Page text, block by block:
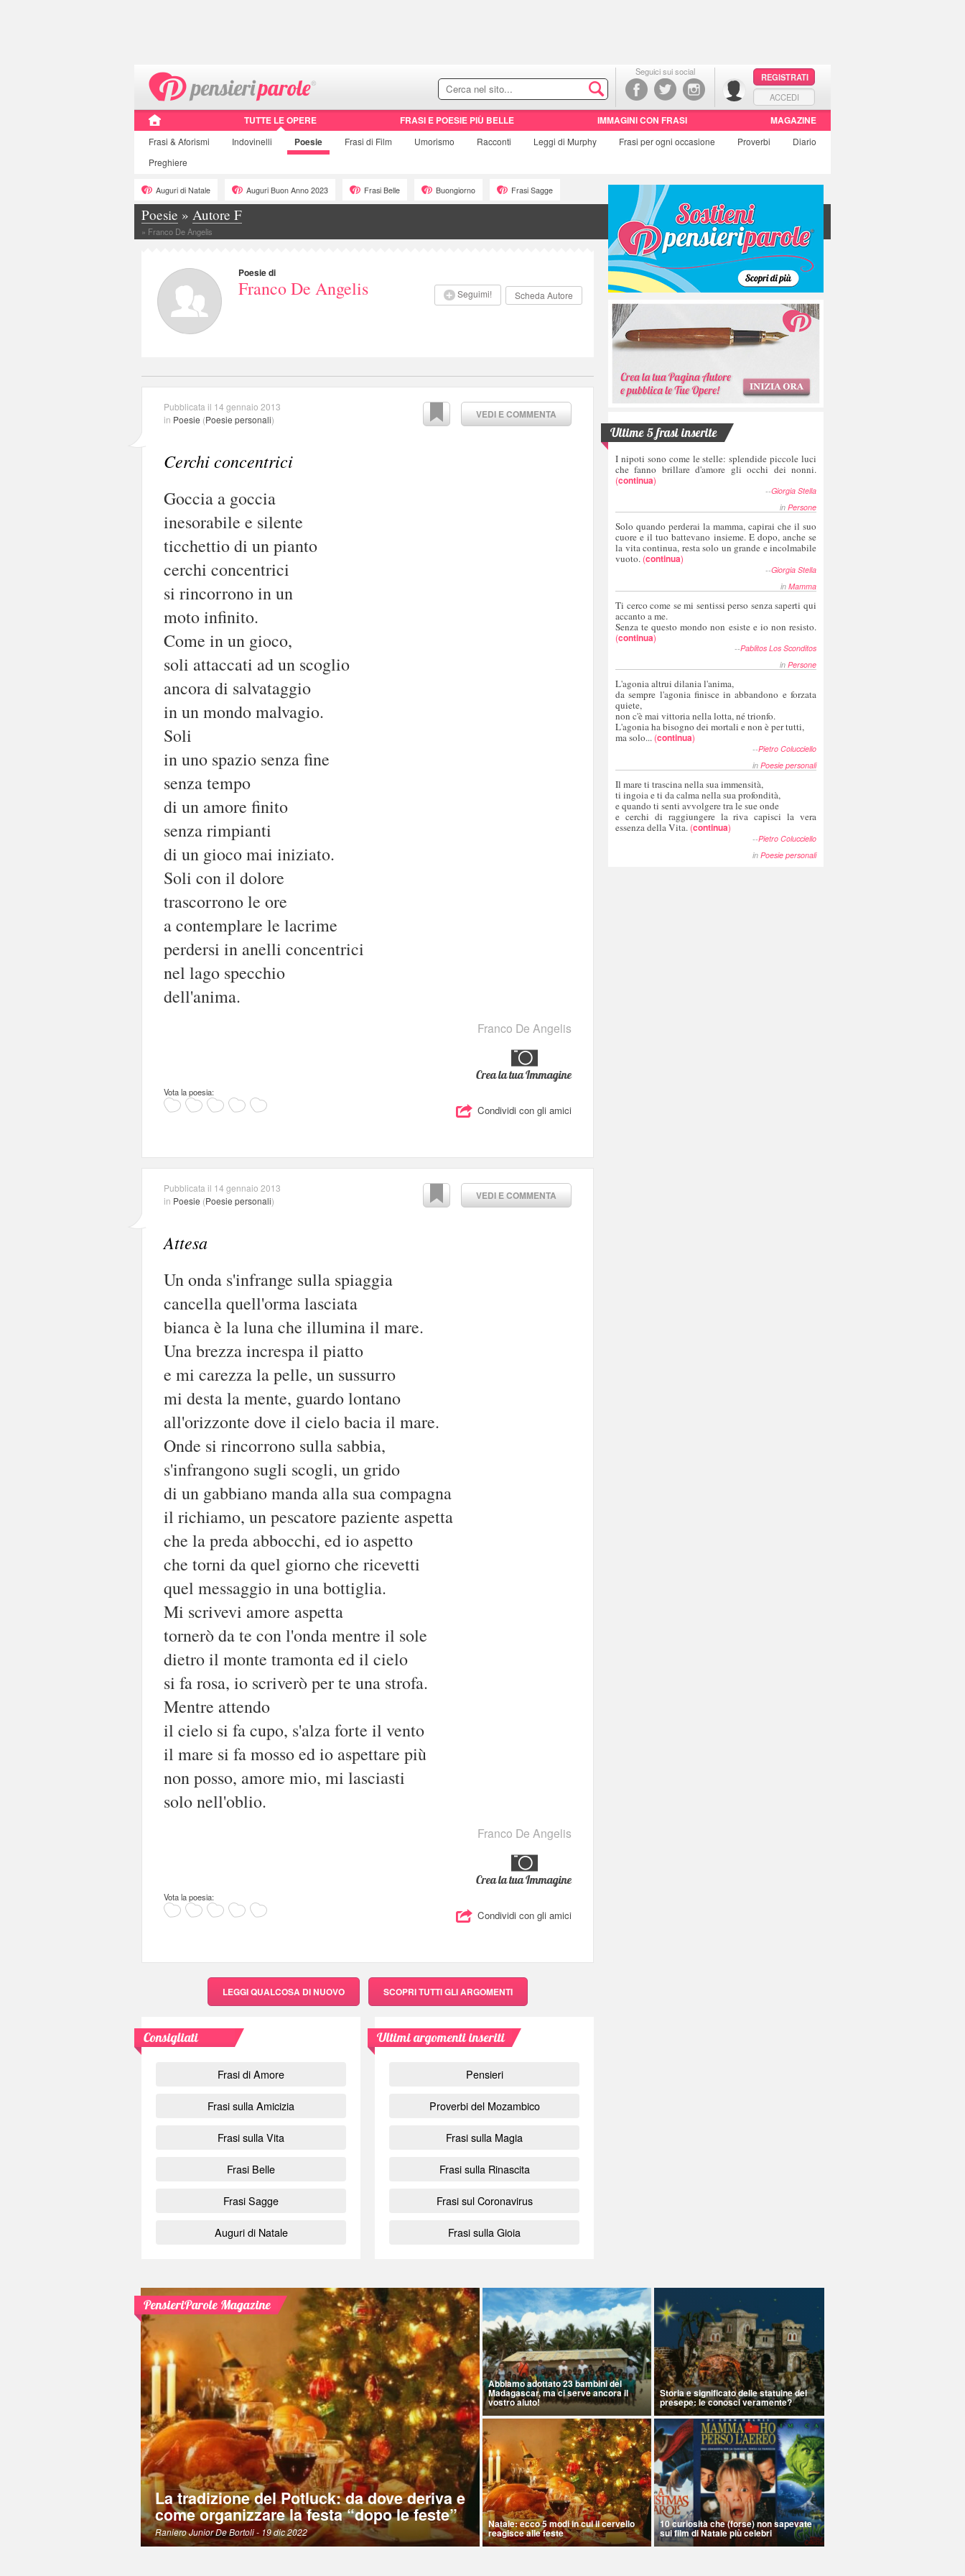
Seguici sui social
REGISTRATI
ACCEDI
TUTTE LE OPERE FRASI E POESIE PIÙ BELLE IMMAGINI CON FRASI MAGAZINE
Frasi & Aforismi Indovinelli Poesie Frasi di Film Umorismo Racconti Leggi di Murphy Frasi per ogni occasione Proverbi
Diario
Preghiere
Auguri di Natale Auguri Buon Anno 2023 Frasi Belle Buongiorno Frasi Sagge
Poesie » Autore F
» Franco De Angelis
Seguimi! Scheda Autore
Poesie di
Franco De Angelis
VEDI E COMMENTA
Pubblicata il 14 gennaio 2013
in Poesie (Poesie personali)
Cerchi concentrici
Goccia a goccia
inesorabile e silente
ticchettio di un pianto
cerchi concentrici
si rincorrono in un
moto infinito.
Come in un gioco,
soli attaccati ad un scoglio
ancora di salvataggio
in un mondo malvagio.
Soli
in uno spazio senza fine
senza tempo
di un amore finito
senza rimpianti
di un gioco mai iniziato.
Soli con il dolore
trascorrono le ore
a contemplare le lacrime
perdersi in anelli concentrici
nel lago specchio
dell'anima.
Franco De Angelis
Crea la tua Immagine
Vota la poesia:
Condividi con gli amici
VEDI E COMMENTA
Pubblicata il 14 gennaio 2013
in Poesie (Poesie personali)
Attesa
Un onda s'infrange sulla spiaggia
cancella quell'orma lasciata
bianca è la luna che illumina il mare.
Una brezza increspa il piatto
e mi carezza la pelle, un sussurro
mi desta la mente, guardo lontano
all'orizzonte dove il cielo bacia il mare.
Onde si rincorrono sulla sabbia,
s'infrangono sugli scogli, un grido
di un gabbiano manda alla sua compagna
il richiamo, un pescatore paziente aspetta
che la preda abbocchi, ed io aspetto
che torni da quel giorno che ricevetti
quel messaggio in una bottiglia.
Mi scrivevi amore aspetta
tornerò da te con l'onda mentre il sole
dietro il monte tramonta ed il cielo
si fa rosa, io scriverò per te una strofa.
Mentre attendo
il cielo si fa cupo, s'alza forte il vento
il mare si fa mosso ed io aspettare più
non posso, amore mio, mi lasciasti
solo nell'oblio.
Franco De Angelis
Crea la tua Immagine
Vota la poesia:
Condividi con gli amici
LEGGI QUALCOSA DI NUOVO SCOPRITUTTI GLI ARGOMENTI
Consigliati
Frasi di Amore
Frasi sulla Amicizia
Frasi sulla Vita
Frasi Belle
Frasi Sagge
Auguri di Natale
Ultimi argomenti inseriti
Pensieri
Proverbi del Mozambico
Frasi sulla Magia
Frasi sulla Rinascita
Frasi sul Coronavirus
Frasi sulla Gioia
Ultime 5 frasi inserite
I nipoti sono come le stelle: splendide piccole luci
che fanno brillare d'amore gli occhi dei nonni.
(continua)
--Giorgia Stella
in Persone
Solo quando perderai la mamma, capirai che il suo
cuore e il tuo battevano insieme. E dopo, anche se
la vita continua, resta solo un grande e incolmabile
vuoto. (continua)
--Giorgia Stella
in Mamma
Ti cerco come se mi sentissi perso senza saperti qui
accanto a me.
Senza te questo mondo non esiste e io non resisto.
(continua)
--Pablitos Los Sconditos
in Persone
L'agonia altrui dilania l'anima,
da sempre l'agonia finisce in abbandono e forzata
quiete,
non c'è mai vittoria nella lotta, né trionfo.
L'agonia ha bisogno dei mortali e non è per tutti,
ma solo... (continua)
--Pietro Colucciello
in Poesie personali
Il mare ti trascina nella sua immensità,
ti ingoia e ti da calma nella sua profondità,
e quando ti senti avvolgere tra le sue onde
e cerchi di raggiungere la riva capisci la vera
essenza della Vita. (continua)
--Pietro Colucciello
in Poesie personali
PensieriParole Magazine
La tradizione del Potluck: da dove deriva e
come organizzare la festa “dopo le feste”
Raniero Junior De Bortoli- 19 dic 2022
Abbiamo adottato 23 bambini del
Madagascar, ma ci serve ancora il
vostro aiuto!
Storia e significato delle statuine del
presepe: le conosci veramente?
Natale: ecco 5 modi in cui il cervello
reagisce alle feste
10 curiosità che (forse) non sapevate
sui film di Natale più celebri